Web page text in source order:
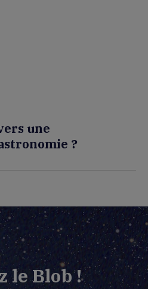
une
?
le Blob !